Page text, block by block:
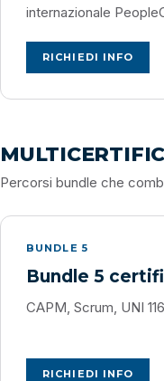
internazionale
RICHIEDI INFO
Percorsi bundle che
BUNDLE 5
Bundle 5
CAPM, Scrum, UNI
RICHIEDI INFO